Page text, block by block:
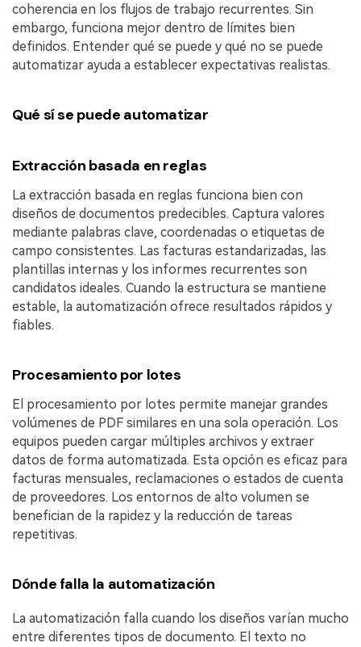
coherencia en los flujos de trabajo recurrentes. Sin
embargo, funciona mejor dentro de límites bien
definidos. Entender qué se puede y qué no se puede
automatizar ayuda a establecer expectativas realistas.
Qué sí se puede automatizar
Extracción basada en reglas
La extracción basada en reglas funciona bien con
diseños de documentos predecibles. Captura valores
mediante palabras clave, coordenadas o etiquetas de
campo consistentes. Las facturas estandarizadas, las
plantillas internas y los informes recurrentes son
candidatos ideales. Cuando la estructura se mantiene
estable, la automatización ofrece resultados rápidos y
fiables.
Procesamiento por lotes
El procesamiento por lotes permite manejar grandes
volúmenes de PDF similares en una sola operación. Los
equipos pueden cargar múltiples archivos y extraer
datos de forma automatizada. Esta opción es eficaz para
facturas mensuales, reclamaciones o estados de cuenta
de proveedores. Los entornos de alto volumen se
benefician de la rapidez y la reducción de tareas
repetitivas.
Dónde falla la automatización
La automatización falla cuando los diseños varían mucho
entre diferentes tipos de documento. El texto no